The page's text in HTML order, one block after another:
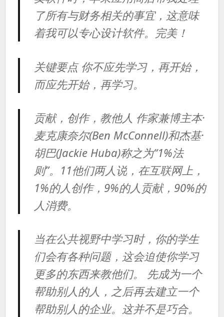
了所有与财务相关的事宜，这意味
着我可以专心设计软件。完美！
关键要点 你不应先学习，再开始，
而应先开始，再学习。
贡献，创作，教他人 作家兼博主本·
麦克康奈尔(Ben McConnell)和杰基·
胡巴(Jackie Huba)称之为“1%法
则”。11他们两人说，在互联网上，
1%的人创作，9%的人贡献，90%的
人消费。
当在公共视野中学习时，你的学生
们会有各种问题，这会迫使你学习
更多的东西来教他们。 先成为一个
帮助别人的人，之后再去建立一个
帮助别人的企业。这并不是巧合。